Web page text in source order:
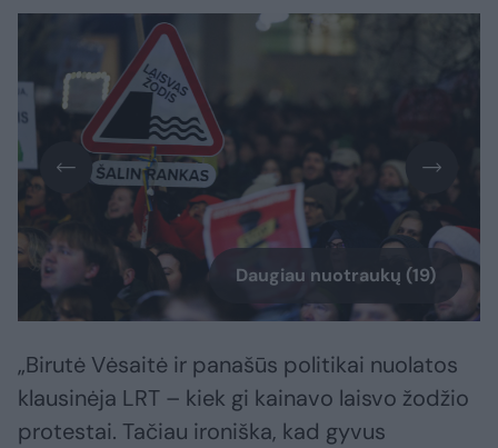
Daugiau nuotraukų (19)
„Birutė Vėsaitė ir panašūs politikai nuolatos
klausinėja LRT – kiek gi kainavo laisvo žodžio
protestai. Tačiau ironiška, kad gyvus